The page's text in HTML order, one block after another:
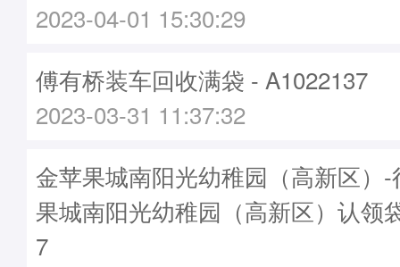
2023-04-01 15:30:29
傅有桥装车回收满袋 - A1022137
2023-03-31 11:37:32
金苹果城南阳光幼稚园（高新区）
果城南阳光幼稚园（高新区）认领
7